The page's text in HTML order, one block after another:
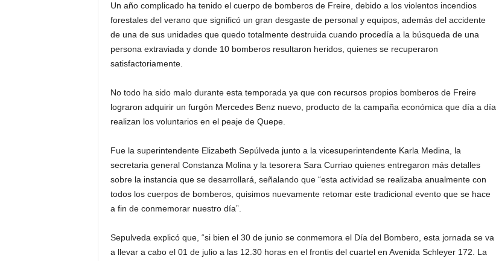
Un año complicado ha tenido el cuerpo de bomberos de Freire, debido a los violentos incendios
forestales del verano que significó un gran desgaste de personal y equipos, además del accidente
de una de sus unidades que quedo totalmente destruida cuando procedía a la búsqueda de una
persona extraviada y donde 10 bomberos resultaron heridos, quienes se recuperaron
satisfactoriamente.
No todo ha sido malo durante esta temporada ya que con recursos propios bomberos de Freire
lograron adquirir un furgón Mercedes Benz nuevo, producto de la campaña económica que día a día
realizan los voluntarios en el peaje de Quepe.
Fue la superintendente Elizabeth Sepúlveda junto a la vicesuperintendente Karla Medina, la
secretaria general Constanza Molina y la tesorera Sara Curriao quienes entregaron más detalles
sobre la instancia que se desarrollará, señalando que “esta actividad se realizaba anualmente con
todos los cuerpos de bomberos, quisimos nuevamente retomar este tradicional evento que se hace
a fin de conmemorar nuestro día”.
Sepulveda explicó que, “si bien el 30 de junio se conmemora el Día del Bombero, esta jornada se va
a llevar a cabo el 01 de julio a las 12.30 horas en el frontis del cuartel en Avenida Schleyer 172. La